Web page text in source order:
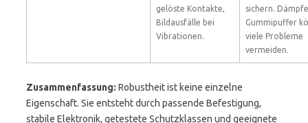
gelöste Kontakte,
Bildausfälle bei
Vibrationen.
sichern.
Gummipuffer
viele Probleme
vermeiden.
Zusammenfassung: Robustheit ist keine einzelne
Eigenschaft. Sie entsteht durch passende Befestigung,
stabile Elektronik, getestete Schutzklassen und geeignete